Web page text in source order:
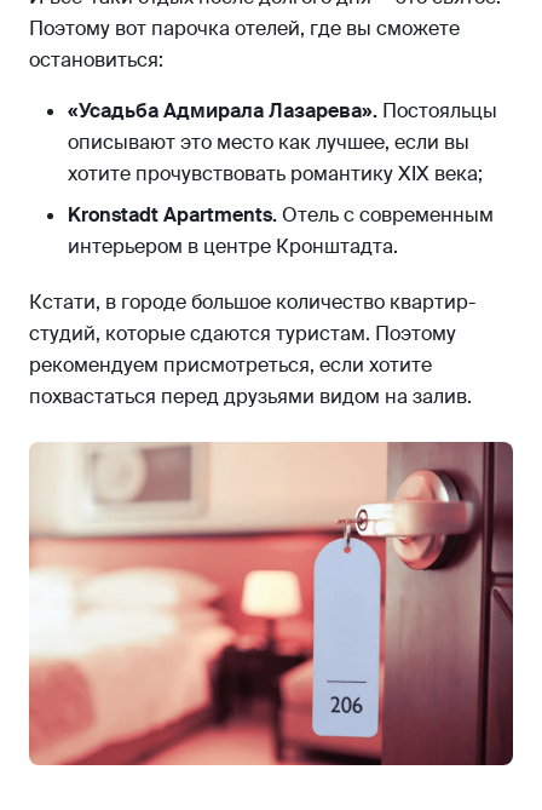
Поэтому вот парочка отелей, где вы сможете
остановиться:
«Усадьба Адмирала Лазарева». Постояльцы
описывают это место как лучшее, если вы
хотите прочувствовать романтику XIX века;
Kronstadt Apartments.Отель с современным
интерьером в центре Кронштадта.
Кстати, в городе большое количество квартир-
студий, которые сдаются туристам. Поэтому
рекомендуем присмотреться, если хотите
похвастаться перед друзьями видом на залив.